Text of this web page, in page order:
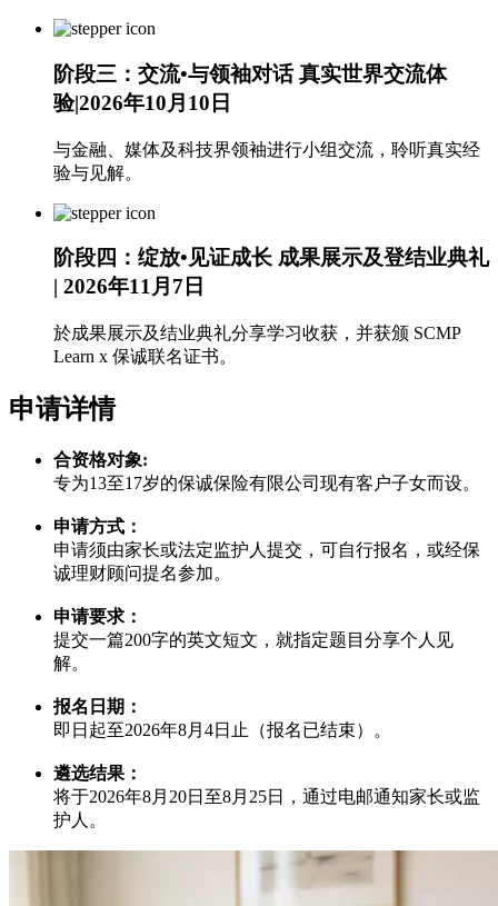
阶段三：交流•与领袖对话真实世界交流体
验|2026年10月10日
与金融、媒体及科技界领袖进行小组交流，聆听真实经
验与见解。
阶段四：绽放•见证成长 成果展示及登结业典礼
| 2026年11月7日
於成果展示及结业典礼分享学习收获，并获颁 SCMP
Learn x 保诚联名证书。
申请详情
合资格对象:
专为13至17岁的保诚保险有限公司现有客户子女而设。
申请方式：
申请须由家长或法定监护人提交，可自行报名，或经保
诚理财顾问提名参加。
申请要求：
提交一篇200字的英文短文，就指定题目分享个人见
解。
报名日期：
即日起至2026年8月4日止（报名已结束）。
遴选结果：
将于2026年8月20日至8月25日，通过电邮通知家长或监
护人。